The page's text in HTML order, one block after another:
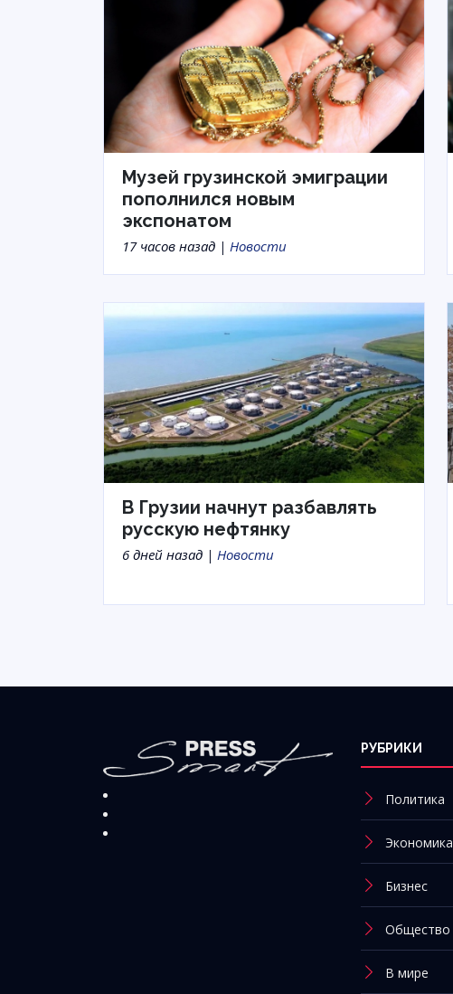
Музей грузинской эмиграции
пополнился новым
экспонатом
17 часов назад | Новости
В Грузии начнут разбавлять
русскую нефтянку
6 дней назад | Новости
РУБРИКИ
Политика
Экономика
Бизнес
Общество
В мире